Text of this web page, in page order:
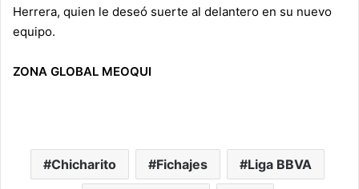
Herrera, quien le deseó suerte al delantero en su nuevo
equipo.
ZONA GLOBAL MEOQUI
Chicharito Fichajes Liga BBVA